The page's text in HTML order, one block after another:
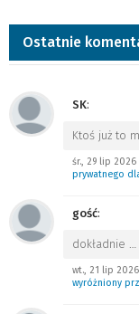
Ostatnie
SK:
Ktoś już to
śr., 29 lip 2026
prywatnego
gość:
dokładnie …
wt., 21 lip
wyróżniony